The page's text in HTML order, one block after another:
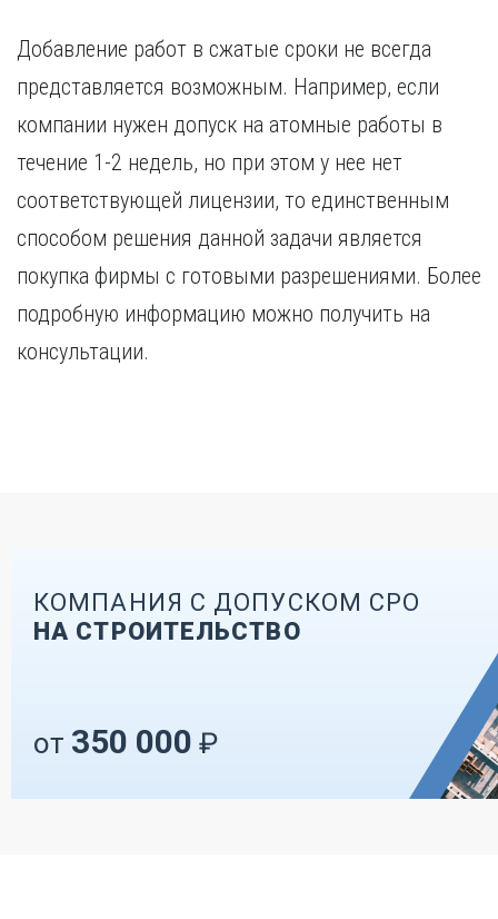
Добавление работ в сжатые сроки не всегда
представляется возможным. Например, если
компании нужен допуск на атомные работы в
течение 1-2 недель, но при этом у нее нет
соответствующей лицензии, то единственным
способом решения данной задачи является
покупка фирмы с готовыми разрешениями. Более
подробную информацию можно получить на
консультации.
КОМПАНИЯ С ДОПУСКОМ СРО
НА СТРОИТЕЛЬСТВО
от 350 000 ₽